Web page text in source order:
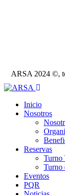
ARSA 2024 ©,
Inicio
Nosotros
Reservas
Turno
Turno
Eventos
PQR